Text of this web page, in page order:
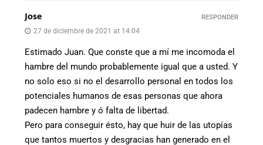
Jose
27 de diciembre de 2021 at 14:04
Estimado Juan. Que conste que a mí me incomoda el
hambre del mundo probablemente igual que a usted. Y
no solo eso si no el desarrollo personal en todos los
potenciales humanos de esas personas que ahora
padecen hambre y ó falta de libertad.
Pero para conseguir ésto, hay que huir de las utopías
que tantos muertos y desgracias han generado en el
RESPONDER